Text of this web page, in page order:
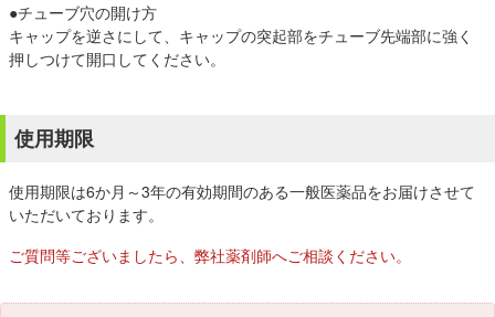
●チューブ穴の開け方
キャップを逆さにして、キャップの突起部をチューブ先端部に強く
押しつけて開口してください。
使用期限
使用期限は6か月～3年の有効期間のある一般医薬品をお届けさせて
いただいております。
ご質問等ございましたら、弊社薬剤師へご相談ください。